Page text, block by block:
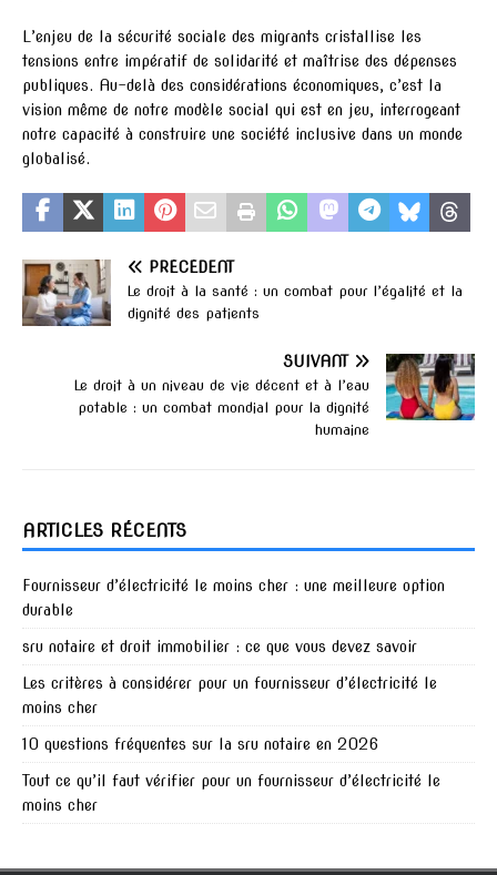
L’enjeu de la sécurité sociale des migrants cristallise les
tensions entre impératif de solidarité et maîtrise des dépenses
publiques. Au-delà des considérations économiques, c’est la
vision même de notre modèle social qui est en jeu, interrogeant
notre capacité à construire une société inclusive dans un monde
globalisé.
PRÉCÉDENT
Le droit à la santé : un combat pour l’égalité et la
dignité des patients
SUIVANT
Le droit à un niveau de vie décent et à l’eau
potable : un combat mondial pour la dignité
humaine
ARTICLES RÉCENTS
Fournisseur d’électricité le moins cher : une meilleure option
durable
sru notaire et droit immobilier : ce que vous devez savoir
Les critères à considérer pour un fournisseur d’électricité le
moins cher
10 questions fréquentes sur la sru notaire en 2026
Tout ce qu’il faut vérifier pour un fournisseur d’électricité le
moins cher